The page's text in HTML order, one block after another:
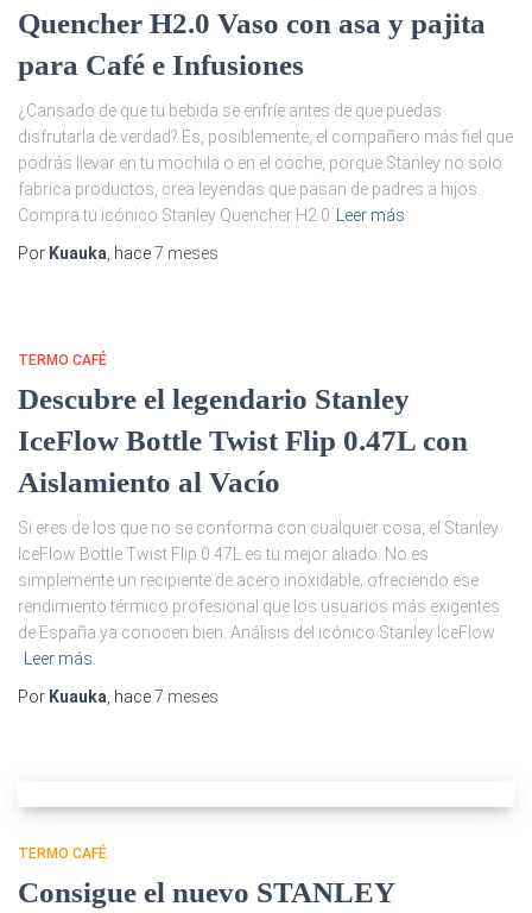
Quencher H2.0 Vaso con asa y pajita
para Café e Infusiones
¿Cansado de que tu bebida se enfríe antes de que puedas
disfrutarla de verdad? Es, posiblemente, el compañero más fiel que
podrás llevar en tu mochila o en el coche, porque Stanley no solo
fabrica productos, crea leyendas que pasan de padres a hijos.
Compra tu icónico Stanley Quencher H2.0 Leer más
Por Kuauka, hace7 meses
TERMO CAFÉ
Descubre el legendario Stanley
IceFlow Bottle Twist Flip 0.47L con
Aislamiento al Vacío
Si eres de los que no se conforma con cualquier cosa, el Stanley
IceFlow Bottle Twist Flip 0.47L es tu mejor aliado. No es
simplemente un recipiente de acero inoxidable; ofreciendo ese
rendimiento térmico profesional que los usuarios más exigentes
de España ya conocen bien. Análisis del icónico Stanley IceFlow
Leer más
Por Kuauka, hace7 meses
TERMO CAFÉ
Consigue el nuevo STANLEY